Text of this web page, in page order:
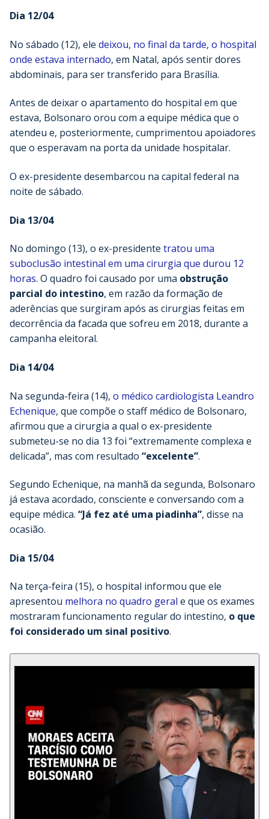
Dia 12/04
No sábado (12), ele deixou, no final da tarde, o hospital
onde estava internado, em Natal, após sentir dores
abdominais, para ser transferido para Brasília.
Antes de deixar o apartamento do hospital em que
estava, Bolsonaro orou com a equipe médica que o
atendeu e, posteriormente, cumprimentou apoiadores
que o esperavam na porta da unidade hospitalar.
O ex-presidente desembarcou na capital federal na
noite de sábado.
Dia 13/04
No domingo (13), o ex-presidente tratou uma
suboclusão intestinal em uma cirurgia que durou 12
horas. O quadro foi causado por uma obstrução
parcial do intestino, em razão da formação de
aderências que surgiram após as cirurgias feitas em
decorrência da facada que sofreu em 2018, durante a
campanha eleitoral.
Dia 14/04
Na segunda-feira (14), o médico cardiologista Leandro
Echenique, que compõe o staff médico de Bolsonaro,
afirmou que a cirurgia a qual o ex-presidente
submeteu-se no dia 13 foi “extremamente complexa e
delicada”, mas com resultado “excelente”.
Segundo Echenique, na manhã da segunda, Bolsonaro
já estava acordado, consciente e conversando com a
equipe médica. “Já fez até uma piadinha”, disse na
ocasião.
Dia 15/04
Na terça-feira (15), o hospital informou que ele
apresentou melhora no quadro geral e que os exames
mostraram funcionamento regular do intestino, o que
foi considerado um sinal positivo.